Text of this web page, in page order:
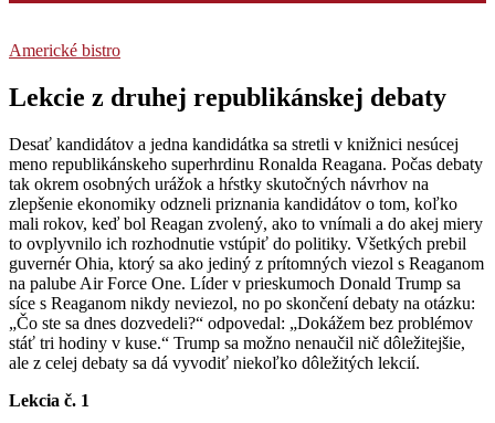
Americké bistro
Lekcie z druhej republikánskej debaty
Desať kandidátov a jedna kandidátka sa stretli v knižnici nesúcej
meno republikánskeho superhrdinu Ronalda Reagana. Počas debaty
tak okrem osobných urážok a hŕstky skutočných návrhov na
zlepšenie ekonomiky odzneli priznania kandidátov o tom, koľko
mali rokov, keď bol Reagan zvolený, ako to vnímali a do akej miery
to ovplyvnilo ich rozhodnutie vstúpiť do politiky. Všetkých prebil
guvernér Ohia, ktorý sa ako jediný z prítomných viezol s Reaganom
na palube Air Force One. Líder v prieskumoch Donald Trump sa
síce s Reaganom nikdy neviezol, no po skončení debaty na otázku:
„Čo ste sa dnes dozvedeli?“ odpovedal: „Dokážem bez problémov
stáť tri hodiny v kuse.“ Trump sa možno nenaučil nič dôležitejšie,
ale z celej debaty sa dá vyvodiť niekoľko dôležitých lekcií.
Lekcia č. 1